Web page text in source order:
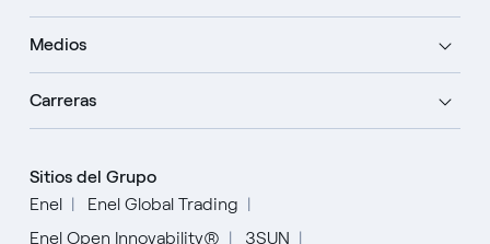
Medios
Carreras
Sitios del Grupo
Enel
Enel Global Trading
Enel Open Innovability®
3SUN